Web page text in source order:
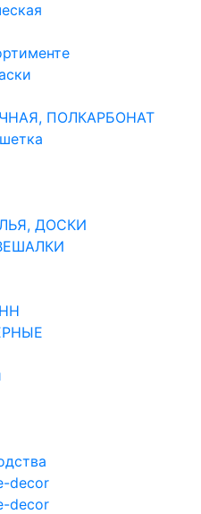
ПОЛКАРБОНАТ
ДОСКИ
decor
decor